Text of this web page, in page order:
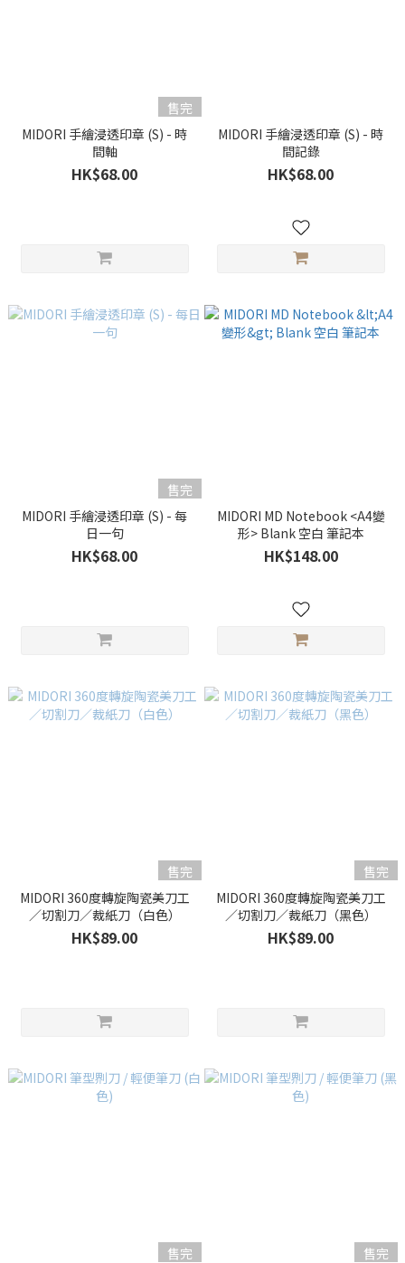
售完
MIDORI 手繪浸透印章 (S) - 時
間軸
HK$68.00
MIDORI 手繪浸透印章 (S) - 時
間記錄
HK$68.00
售完
MIDORI 手繪浸透印章 (S) - 每
日一句
HK$68.00
MIDORI MD Notebook <A4變
形> Blank 空白 筆記本
HK$148.00
售完
MIDORI 360度轉旋陶瓷美刀工
／切割刀／裁紙刀（白色）
HK$89.00
售完
MIDORI 360度轉旋陶瓷美刀工
／切割刀／裁紙刀（黑色）
HK$89.00
售完
售完